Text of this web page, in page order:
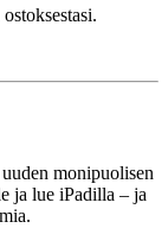
monipuolisen
ja lue iPadilla – ja